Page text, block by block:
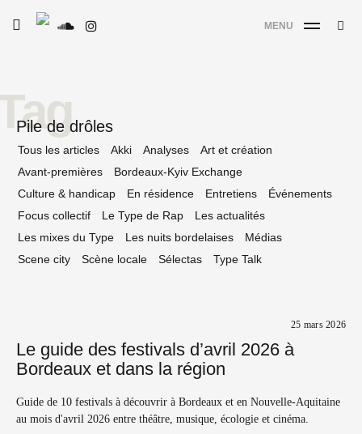
Skip
toggle
MENU
Pile de drôles
Tous les articles Akki Analyses
Art et création
Avant-premières
Bordeaux-Kyiv Exchange
Culture & handicap
En résidence Entretiens
Événements
Focus collectif
Le Type de Rap
Les actualités
Les mixes du Type
Les nuits bordelaises
Médias
Scene city
Scène locale Sélectas Type Talk
25 mars 2026
Le guide des festivals d’avril 2026 à
Bordeaux et dans la région
Guide de 10 festivals à découvrir à Bordeaux et en Nouvelle-Aquitaine
au mois d'avril 2026 entre théâtre, musique, écologie et cinéma.